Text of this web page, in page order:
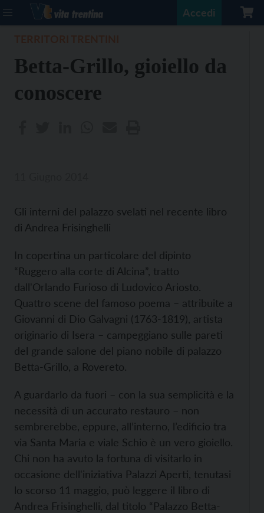
Accedi
Betta-Grillo, gioiello da
conoscere
Gli interni del palazzo svelati nel recente libro
di Andrea Frisinghelli
In copertina un particolare del dipinto
“Ruggero alla corte di Alcina”, tratto
dall'Orlando Furioso di Ludovico Ariosto.
Quattro scene del famoso poema – attribuite a
Giovanni di Dio Galvagni (1763-1819), artista
originario di Isera – campeggiano sulle pareti
del grande salone del piano nobile di palazzo
Betta-Grillo, a Rovereto.
A guardarlo da fuori – con la sua semplicità e la
necessità di un accurato restauro – non
sembrerebbe, eppure, all’interno, l’edificio tra
via Santa Maria e viale Schio è un vero gioiello.
Chi non ha avuto la fortuna di visitarlo in
occasione dell'iniziativa Palazzi Aperti, tenutasi
lo scorso 11 maggio, può leggere il libro di
Andrea Frisinghelli, dal titolo “Palazzo Betta-